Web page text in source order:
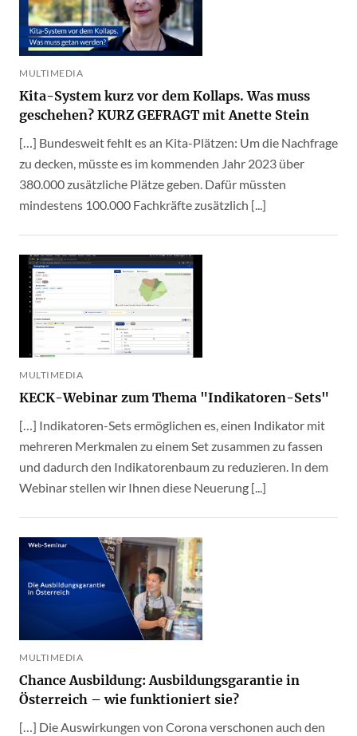
MULTIMEDIA
Kita-System kurz vor dem Kollaps. Was muss
geschehen? KURZ GEFRAGT mit Anette Stein
[…] Bundesweit fehlt es an Kita-Plätzen: Um die Nachfrage
zu decken, müsste es im kommenden Jahr 2023 über
380.000 zusätzliche Plätze geben. Dafür müssten
mindestens 100.000 Fachkräfte zusätzlich [...]
MULTIMEDIA
KECK-Webinar zum Thema "Indikatoren-Sets"
[…] Indikatoren-Sets ermöglichen es, einen Indikator mit
mehreren Merkmalen zu einem Set zusammen zu fassen
und dadurch den Indikatorenbaum zu reduzieren. In dem
Webinar stellen wir Ihnen diese Neuerung [...]
MULTIMEDIA
Chance Ausbildung: Ausbildungsgarantie in
Österreich – wie funktioniert sie?
[…] Die Auswirkungen von Corona verschonen auch den